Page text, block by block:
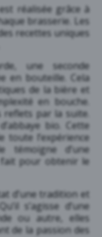
réalisée grâce à
brasserie. Les
recettes uniques
une seconde
en bouteille. Cela
de la bière et
en bouche.
par la suite.
bio. Cette
toute l’expérience
témoigne d’une
pour obtenir le
d’une tradition et
s’agisse d’une
ou autre, elles
de la passion des